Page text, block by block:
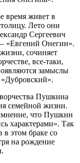
время живет в
Лето они
Сергеевич
«Евгений Онегин».
сочиняет
все-таки,
замыслы
Пушкина
семейной жизни.
мнение, что Пушкин
характерами». Так
в этом браке со
на рождение